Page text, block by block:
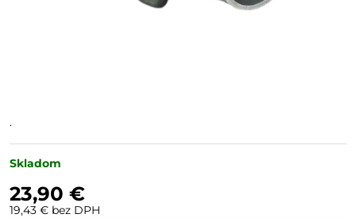
.
Skladom
23,90 €
19,43 € bez DPH